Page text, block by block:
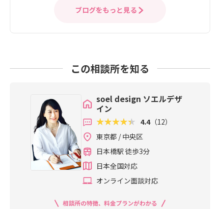
ブログをもっと見る
この相談所を知る
soel design ソエルデザ
イン
4.4（12）
東京都 / 中央区
日本橋駅 徒歩3分
日本全国対応
オンライン面談対応
相談所の特徴、料金プランがわかる